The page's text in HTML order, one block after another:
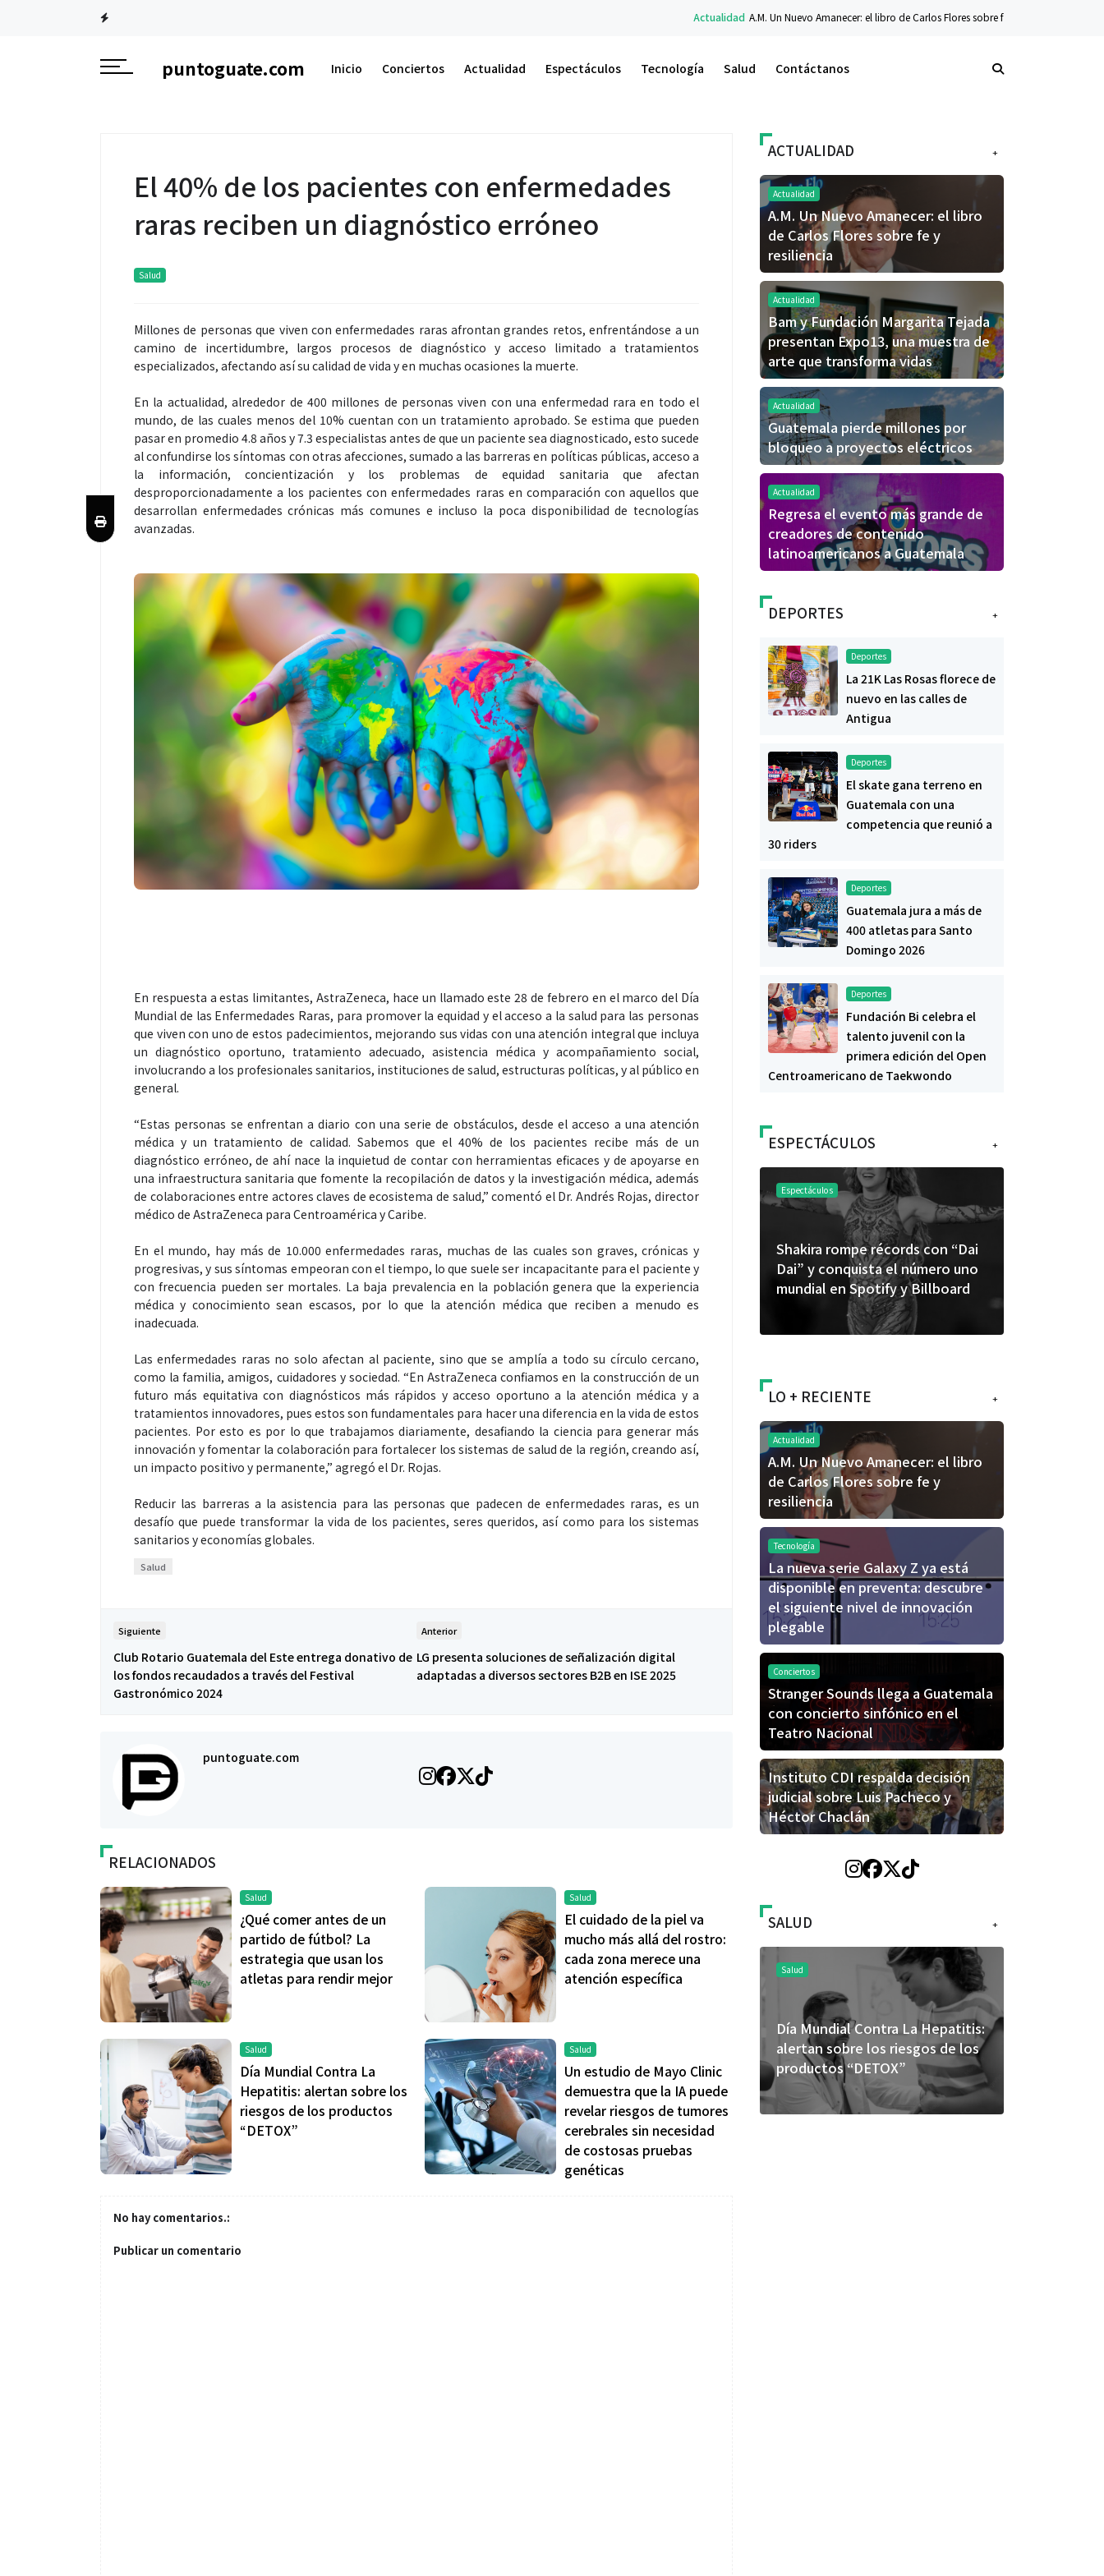
A.M. Un Nuevo Amanecer: el libro de Carlos Flores sobre fe y resiliencia Tecnología
puntoguate.com Inicio Conciertos Actualidad Espectáculos Tecnología Salud Contáctanos
El 40% de los pacientes con enfermedades
raras reciben un diagnóstico erróneo
Salud
Millones de personas que viven con enfermedades raras afrontan grandes retos, enfrentándose a un
camino de incertidumbre, largos procesos de diagnóstico y acceso limitado a tratamientos
especializados, afectando así su calidad de vida y en muchas ocasiones la muerte.
En la actualidad, alrededor de 400 millones de personas viven con una enfermedad rara en todo el
mundo, de las cuales menos del 10% cuentan con un tratamiento aprobado. Se estima que pueden
pasar en promedio 4.8 años y 7.3 especialistas antes de que un paciente sea diagnosticado, esto sucede
al confundirse los síntomas con otras afecciones, sumado a las barreras en políticas públicas, acceso a
la información, concientización y los problemas de equidad sanitaria que afectan
desproporcionadamente a los pacientes con enfermedades raras en comparación con aquellos que
desarrollan enfermedades crónicas más comunes e incluso la poca disponibilidad de tecnologías
avanzadas.
En respuesta a estas limitantes, AstraZeneca, hace un llamado este 28 de febrero en el marco del Día
Mundial de las Enfermedades Raras, para promover la equidad y el acceso a la salud para las personas
que viven con uno de estos padecimientos, mejorando sus vidas con una atención integral que incluya
un diagnóstico oportuno, tratamiento adecuado, asistencia médica y acompañamiento social,
involucrando a los profesionales sanitarios, instituciones de salud, estructuras políticas, y al público en
general.
“Estas personas se enfrentan a diario con una serie de obstáculos, desde el acceso a una atención
médica y un tratamiento de calidad. Sabemos que el 40% de los pacientes recibe más de un
diagnóstico erróneo, de ahí nace la inquietud de contar con herramientas eficaces y de apoyarse en
una infraestructura sanitaria que fomente la recopilación de datos y la investigación médica, además
de colaboraciones entre actores claves de ecosistema de salud,” comentó el Dr. Andrés Rojas, director
médico de AstraZeneca para Centroamérica y Caribe.
En el mundo, hay más de 10.000 enfermedades raras, muchas de las cuales son graves, crónicas y
progresivas, y sus síntomas empeoran con el tiempo, lo que suele ser incapacitante para el paciente y
con frecuencia pueden ser mortales. La baja prevalencia en la población genera que la experiencia
médica y conocimiento sean escasos, por lo que la atención médica que reciben a menudo es
inadecuada.
Las enfermedades raras no solo afectan al paciente, sino que se amplía a todo su círculo cercano,
como la familia, amigos, cuidadores y sociedad. “En AstraZeneca confiamos en la construcción de un
futuro más equitativa con diagnósticos más rápidos y acceso oportuno a la atención médica y a
tratamientos innovadores, pues estos son fundamentales para hacer una diferencia en la vida de estos
pacientes. Por esto es por lo que trabajamos diariamente, desafiando la ciencia para generar más
innovación y fomentar la colaboración para fortalecer los sistemas de salud de la región, creando así,
un impacto positivo y permanente,” agregó el Dr. Rojas.
Reducir las barreras a la asistencia para las personas que padecen de enfermedades raras, es un
desafío que puede transformar la vida de los pacientes, seres queridos, así como para los sistemas
sanitarios y economías globales.
Salud
Siguiente
Club Rotario Guatemala del Este entrega donativo de
los fondos recaudados a través del Festival
Gastronómico 2024
Anterior
LG presenta soluciones de señalización digital
adaptadas a diversos sectores B2B en ISE 2025
puntoguate.com
RELACIONADOS
Salud
¿Qué comer antes de un
partido de fútbol? La
estrategia que usan los
atletas para rendir mejor
Salud
El cuidado de la piel va
mucho más allá del rostro:
cada zona merece una
atención específica
Salud
Día Mundial Contra La
Hepatitis: alertan sobre los
riesgos de los productos
“DETOX”
Salud
Un estudio de Mayo Clinic
demuestra que la IA puede
revelar riesgos de tumores
cerebrales sin necesidad
de costosas pruebas
genéticas
No hay comentarios.:
Publicar un comentario
+
ACTUALIDAD
Actualidad
A.M. Un Nuevo Amanecer: el libro
de Carlos Flores sobre fe y
resiliencia
Actualidad
Bam y Fundación Margarita Tejada
presentan Expo13, una muestra de
arte que transforma vidas
Actualidad
Guatemala pierde millones por
bloqueo a proyectos eléctricos
Actualidad
Regresa el evento más grande de
creadores de contenido
latinoamericanos a Guatemala
+
DEPORTES
Deportes
La 21K Las Rosas florece de
nuevo en las calles de
Antigua
Deportes
El skate gana terreno en
Guatemala con una
competencia que reunió a
30 riders
Deportes
Guatemala jura a más de
400 atletas para Santo
Domingo 2026
Deportes
Fundación Bi celebra el
talento juvenil con la
primera edición del Open
Centroamericano de Taekwondo
+
ESPECTÁCULOS
Espectáculos
Shakira rompe récords con “Dai
Dai” y conquista el número uno
mundial en Spotify y Billboard
Espectáculos
La marimba une generaciones: el
46.º Festival de Marimba Paiz
transforma la tradición en un
espectáculo para todos
Espectáculos
“Donde quiera que estés” el
primer capítulo del universo de
“FRAGMENTOS” su próximo
álbum de estudio
+
LO + RECIENTE
Actualidad
A.M. Un Nuevo Amanecer: el libro
de Carlos Flores sobre fe y
resiliencia
Tecnología
La nueva serie Galaxy Z ya está
disponible en preventa: descubre
el siguiente nivel de innovación
plegable
Conciertos
Stranger Sounds llega a Guatemala
con concierto sinfónico en el
Teatro Nacional
Instituto CDI respalda decisión
judicial sobre Luis Pacheco y
Héctor Chaclán
+
SALUD
Salud
Día Mundial Contra La Hepatitis:
alertan sobre los riesgos de los
productos “DETOX”
Salud
¿Qué comer antes de un partido
de fútbol? La estrategia que
usan los atletas para rendir
mejor
Salud
El cuidado de la piel va mucho
más allá del rostro: cada zona
merece una atención específica